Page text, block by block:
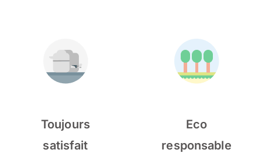
Toujours
satisfait
Eco
responsable